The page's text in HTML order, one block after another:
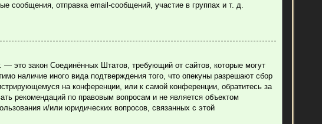
сообщения, отправка email-сообщений, участие в группах и т. д.
— это закон Соединённых Штатов, требующий от сайтов, которые могут
наличие иного вида подтверждения того, что опекуны разрешают сбор
на конференции, или к самой конференции, обратитесь за
рекомендаций по правовым вопросам и не является объектом
и/или юридических вопросов, связанных с этой